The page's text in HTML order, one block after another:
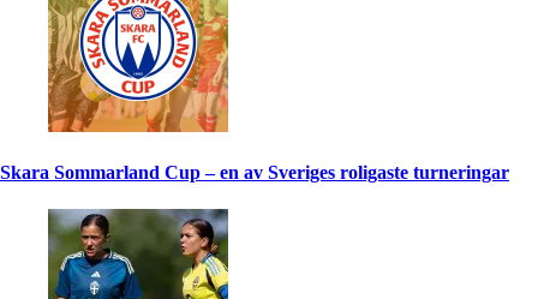
Skara Sommarland Cup – en av Sveriges roligaste turneringar